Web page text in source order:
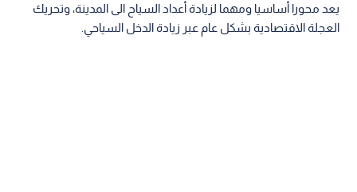
يعد محورا أساسيا ومهما لزيادة أعداد السياح الى المدينة، وتحريك
العجلة الاقتصادية بشكل عام عبر زيادة الدخل السياحي.